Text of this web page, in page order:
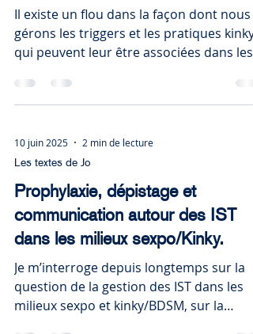
Il existe un flou dans la façon dont nous
gérons les triggers et les pratiques kinky
qui peuvent leur être associées dans les
10 juin 2025
2 min de lecture
Les textes de Jo
Prophylaxie, dépistage et
communication autour des IST
dans les milieux sexpo/Kinky.
Je m’interroge depuis longtemps sur la
question de la gestion des IST dans les
milieux sexpo et kinky/BDSM, sur la